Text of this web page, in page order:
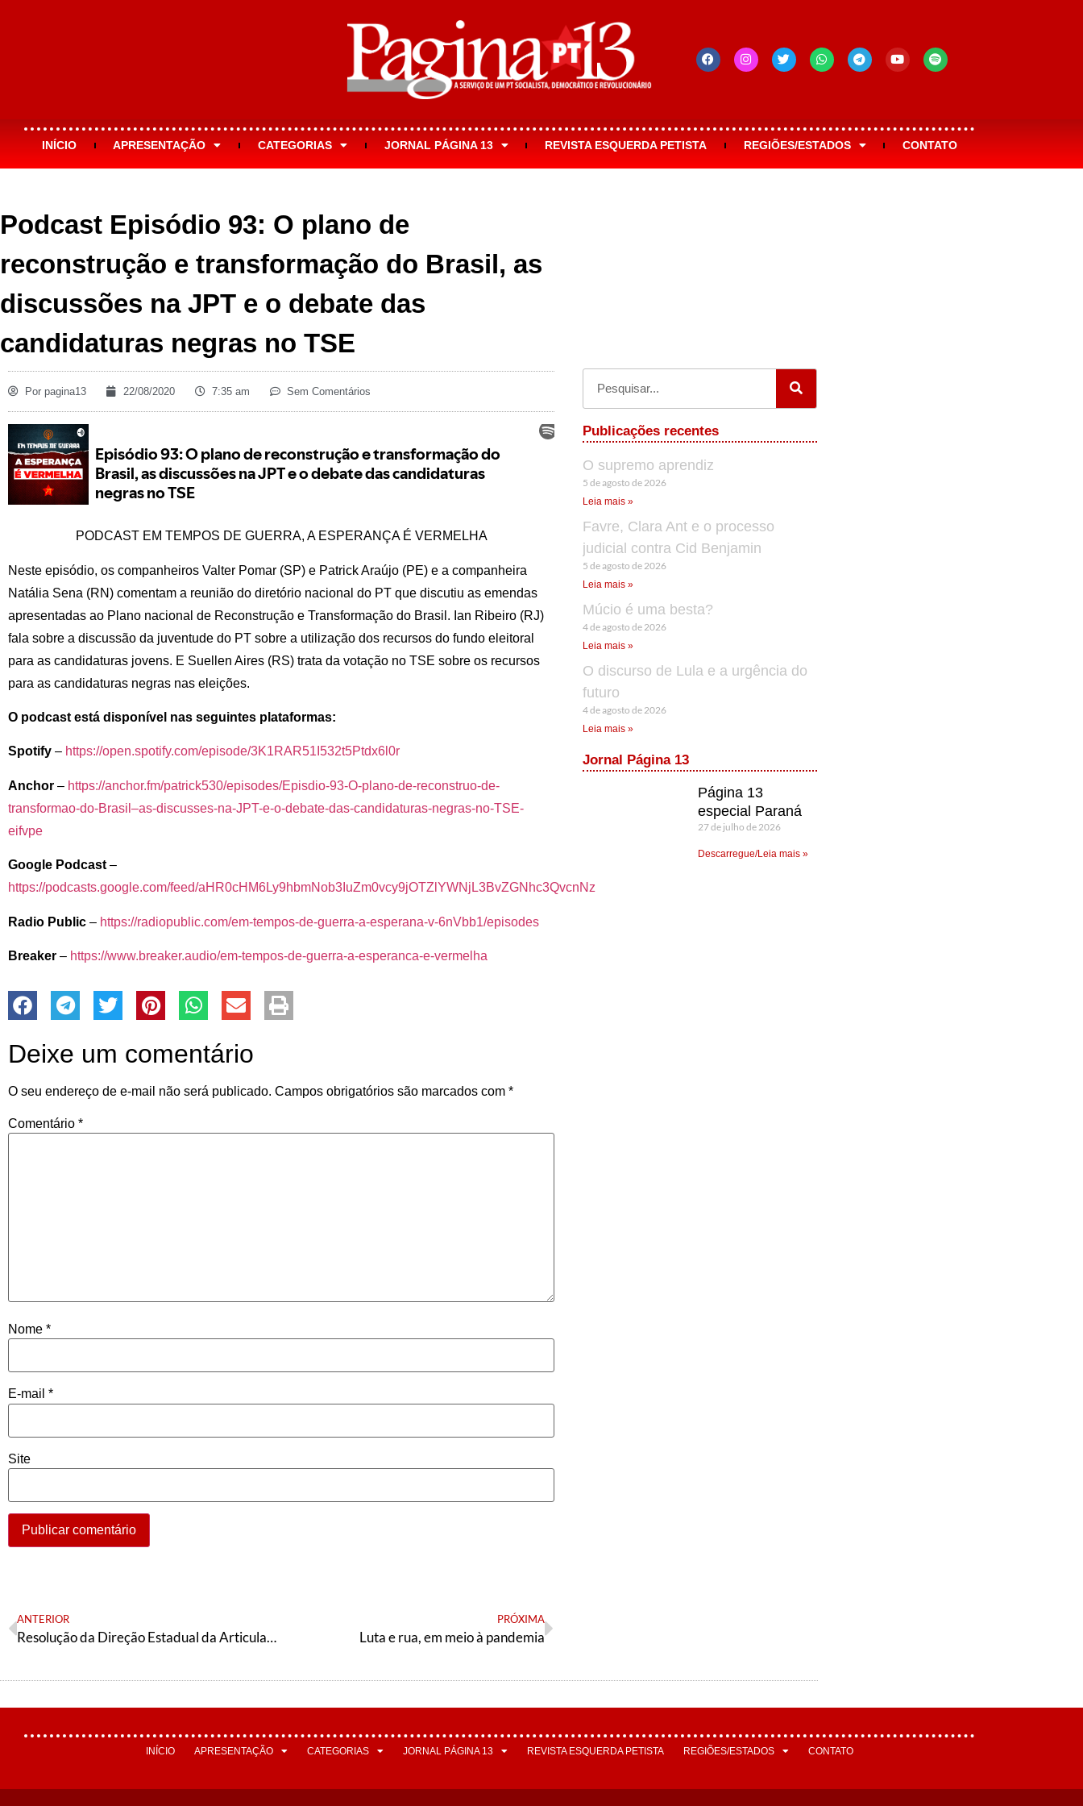
INÍCIO APRESENTAÇÃO CATEGORIAS JORNAL PÁGINA 13 REVISTA ESQUERDA PETISTA REGIÕES/ESTADOS CONTATO
Podcast Episódio 93: O plano de
reconstrução e transformação do Brasil, as
discussões na JPT e o debate das
candidaturas negras no TSE
Por pagina13 22/08/2020 7:35 am Sem Comentários
PODCAST EM TEMPOS DE GUERRA, A ESPERANÇA É VERMELHA
Neste episódio, os companheiros Valter Pomar (SP) e Patrick Araújo (PE) e a companheira
Natália Sena (RN) comentam a reunião do diretório nacional do PT que discutiu as emendas
apresentadas ao Plano nacional de Reconstrução e Transformação do Brasil. Ian Ribeiro (RJ)
fala sobre a discussão da juventude do PT sobre a utilização dos recursos do fundo eleitoral
para as candidaturas jovens. E Suellen Aires (RS) trata da votação no TSE sobre os recursos
para as candidaturas negras nas eleições.
O podcast está disponível nas seguintes plataformas:
Spotify – https://open.spotify.com/episode/3K1RAR51I532t5Ptdx6l0r
Anchor – https://anchor.fm/patrick530/episodes/Episdio-93-O-plano-de-reconstruo-de-
transformao-do-Brasil–as-discusses-na-JPT-e-o-debate-das-candidaturas-negras-no-TSE-
eifvpe
Google Podcast –
https://podcasts.google.com/feed/aHR0cHM6Ly9hbmNob3IuZm0vcy9jOTZlYWNjL3BvZGNhc3QvcnNz
Radio Public – https://radiopublic.com/em-tempos-de-guerra-a-esperana-v-6nVbb1/episodes
Breaker – https://www.breaker.audio/em-tempos-de-guerra-a-esperanca-e-vermelha
Deixe um comentário
O seu endereço de e-mail não será publicado. Campos obrigatórios são marcados com *
Comentário *
Nome *
E-mail *
Site
ANTERIOR
Resolução da Direção Estadual da Articulação de Esquerda de Minas Gerais
PRÓXIMA
Luta e rua, em meio à pandemia
Publicações recentes
O supremo aprendiz
5 de agosto de 2026
Leia mais »
Favre, Clara Ant e o processo
judicial contra Cid Benjamin
5 de agosto de 2026
Leia mais »
Múcio é uma besta?
4 de agosto de 2026
Leia mais »
O discurso de Lula e a urgência do
futuro
4 de agosto de 2026
Leia mais »
Jornal Página 13
Página 13
especial Paraná
27 de julho de 2026
Descarregue/Leia mais »
INÍCIO APRESENTAÇÃO CATEGORIAS JORNAL PÁGINA 13 REVISTA ESQUERDA PETISTA REGIÕES/ESTADOS CONTATO